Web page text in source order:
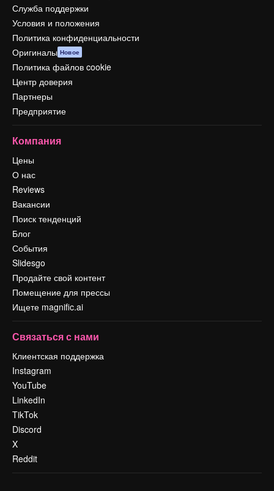
Служба поддержки
Условия и положения
Политика конфиденциальности
Оригиналы Новое
Политика файлов cookie
Центр доверия
Партнеры
Предприятие
Компания
Цены
О нас
Reviews
Вакансии
Поиск тенденций
Блог
События
Slidesgo
Продайте свой контент
Помещение для прессы
Ищете magnific.ai
Связаться с нами
Клиентская поддержка
Instagram
YouTube
LinkedIn
TikTok
Discord
X
Reddit